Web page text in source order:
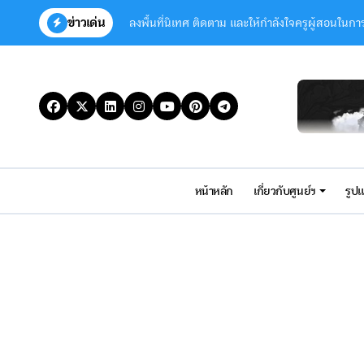
content
ข่าวเด่น ลงพื้นที่นิเทศ ติดตาม และให้กำลังใจครูผู้สอนในกา
Congratulations to Ms. Chanunphas
Congratulations to Ms. Ayntiaya
ขอแสดงความยินดีกับ นายอภิรักษ์ บุญกอง “ครูต้
บทความทางวิชาการการพัฒนารูปแบบการจัดการ
หน้าหลัก เกี่ยวกับศูนย์ฯ รูป